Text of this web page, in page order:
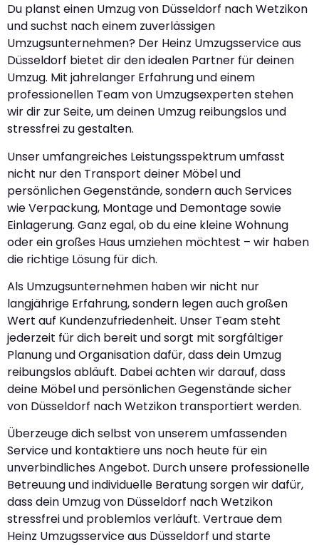
Du planst einen Umzug von Düsseldorf nach Wetzikon
und suchst nach einem zuverlässigen
Umzugsunternehmen? Der Heinz Umzugsservice aus
Düsseldorf bietet dir den idealen Partner für deinen
Umzug. Mit jahrelanger Erfahrung und einem
professionellen Team von Umzugsexperten stehen
wir dir zur Seite, um deinen Umzug reibungslos und
stressfrei zu gestalten.
Unser umfangreiches Leistungsspektrum umfasst
nicht nur den Transport deiner Möbel und
persönlichen Gegenstände, sondern auch Services
wie Verpackung, Montage und Demontage sowie
Einlagerung. Ganz egal, ob du eine kleine Wohnung
oder ein großes Haus umziehen möchtest – wir haben
die richtige Lösung für dich.
Als Umzugsunternehmen haben wir nicht nur
langjährige Erfahrung, sondern legen auch großen
Wert auf Kundenzufriedenheit. Unser Team steht
jederzeit für dich bereit und sorgt mit sorgfältiger
Planung und Organisation dafür, dass dein Umzug
reibungslos abläuft. Dabei achten wir darauf, dass
deine Möbel und persönlichen Gegenstände sicher
von Düsseldorf nach Wetzikon transportiert werden.
Überzeuge dich selbst von unserem umfassenden
Service und kontaktiere uns noch heute für ein
unverbindliches Angebot. Durch unsere professionelle
Betreuung und individuelle Beratung sorgen wir dafür,
dass dein Umzug von Düsseldorf nach Wetzikon
stressfrei und problemlos verläuft. Vertraue dem
Heinz Umzugsservice aus Düsseldorf und starte